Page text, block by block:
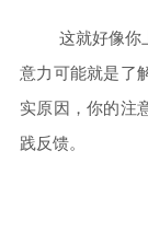
这就好像你
意力可能就是了
实原因，你的注
践反馈。